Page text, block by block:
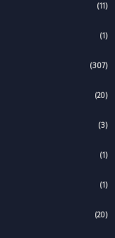
(11)
(1)
(307)
(20)
(3)
(1)
(1)
(20)